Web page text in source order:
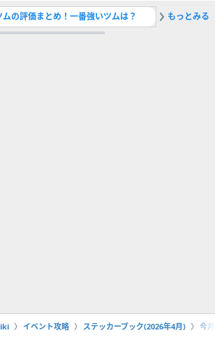
の評価まとめ！一番強いツムは？ 2ツムツ
もっとみる
イベント攻略 ステッカーブック(2026年4月) 今